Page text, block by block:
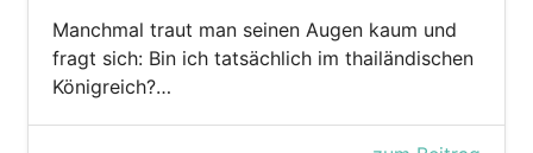
Manchmal traut man seinen Augen kaum und
fragt sich: Bin ich tatsächlich im thailändischen
Königreich?…